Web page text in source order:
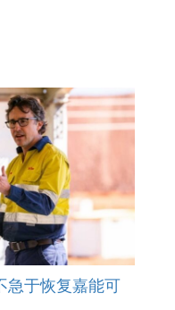
急于恢复嘉能可